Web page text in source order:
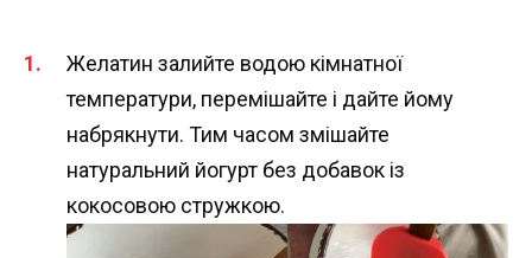
Желатин залийте водою кімнатної
температури, перемішайте і дайте йому
набрякнути. Тим часом змішайте
натуральний йогурт без добавок із
кокосовою стружкою.